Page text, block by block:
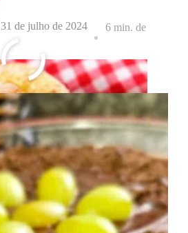
31 de julho de 2024
6 min. de